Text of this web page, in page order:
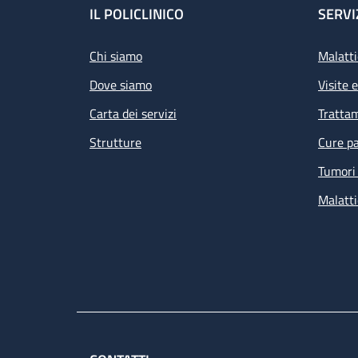
Footer
IL POLICLINICO
Chi siamo
Dove siamo
Carta dei servizi
Strutture
Visite
Cure